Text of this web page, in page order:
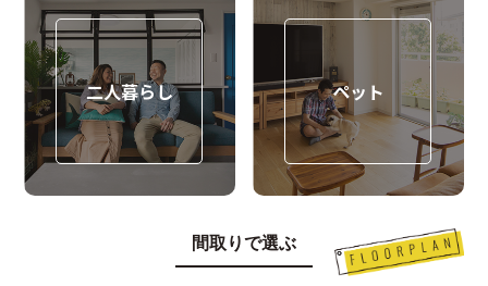
二人暮らし ペット
間取りで選ぶ